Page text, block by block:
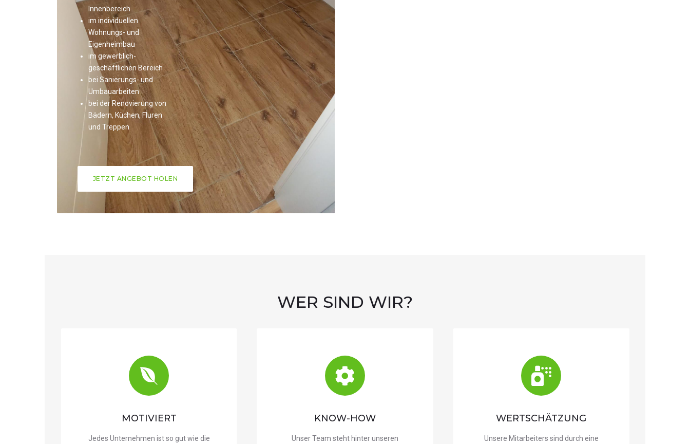
Innenbereich
im individuellen
Wohnungs- und
Eigenheimbau
im gewerblich-
geschäftlichen Bereich
bei Sanierungs- und
Umbauarbeiten
bei der Renovierung von
Bädern, Küchen, Fluren
und Treppen
JETZT ANGEBOT HOLEN
WER SIND WIR?
MOTIVIERT
Jedes Unternehmen ist so gut wie die
KNOW-HOW
Unser Team steht hinter unseren
WERTSCHÄTZUNG
Unsere Mitarbeiters sind durch eine